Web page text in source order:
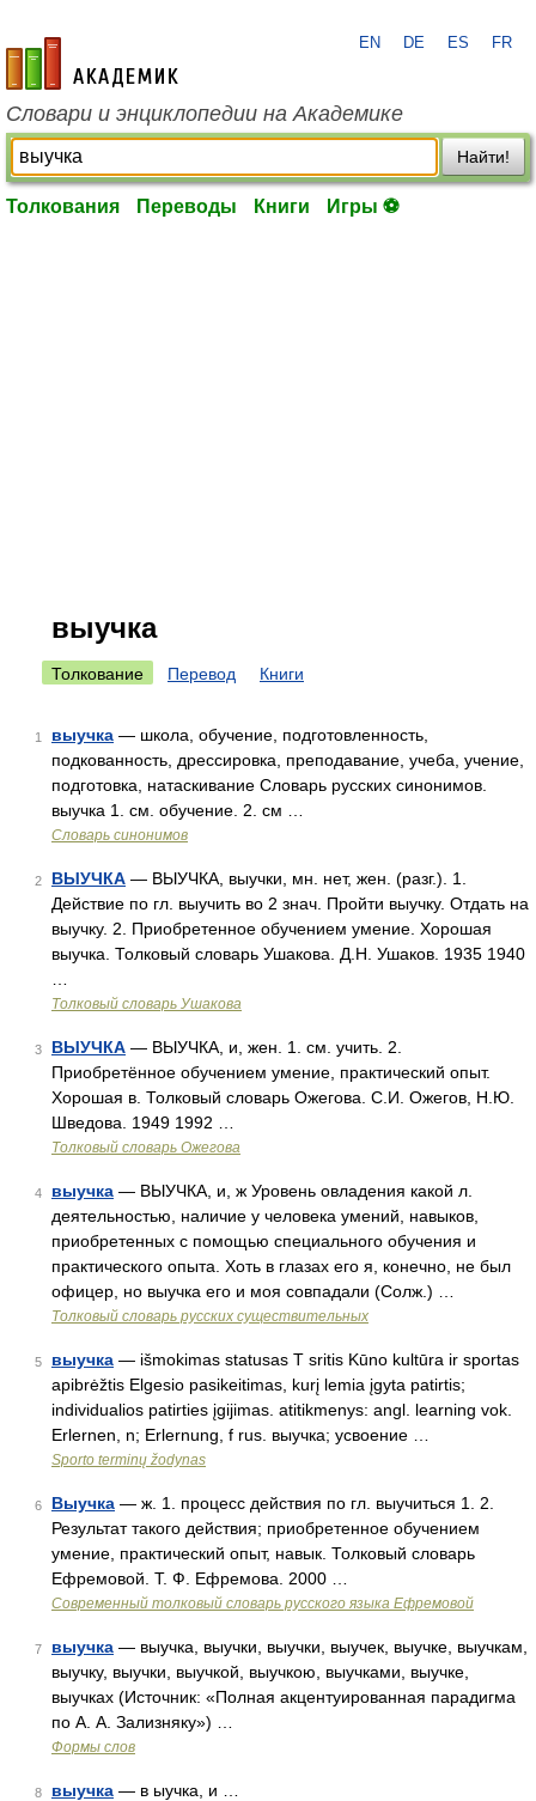
academic.ru
EN DE ES FR
Словари и энциклопедии на Академике
Найти!
Толкования Переводы Книги Игры ⚽
выучка
Толкование Перевод Книги
1 выучка — школа, обучение, подготовленность,
подкованность, дрессировка, преподавание, учеба, учение,
подготовка, натаскивание Словарь русских синонимов.
выучка 1. см. обучение. 2. см …
Словарь синонимов
2 ВЫУЧКА — ВЫУЧКА, выучки, мн. нет, жен. (разг.). 1.
Действие по гл. выучить во 2 знач. Пройти выучку. Отдать на
выучку. 2. Приобретенное обучением умение. Хорошая
выучка. Толковый словарь Ушакова. Д.Н. Ушаков. 1935 1940
Толковый словарь Ушакова
3 ВЫУЧКА — ВЫУЧКА, и, жен. 1. см. учить. 2.
Приобретённое обучением умение, практический опыт.
Хорошая в. Толковый словарь Ожегова. С.И. Ожегов, Н.Ю.
Шведова. 1949 1992 …
Толковый словарь Ожегова
4 выучка — ВЫУЧКА, и, ж Уровень овладения какой л.
деятельностью, наличие у человека умений, навыков,
приобретенных с помощью специального обучения и
практического опыта. Хоть в глазах его я, конечно, не был
офицер, но выучка его и моя совпадали (Солж.) …
Толковый словарь русских существительных
5 выучка — išmokimas statusas T sritis Kūno kultūra ir sportas
apibrėžtis Elgesio pasikeitimas, kurį lemia įgyta patirtis;
individualios patirties įgijimas. atitikmenys: angl. learning vok.
Erlernen, n; Erlernung, f rus. выучка; усвоение …
Sporto terminų žodynas
6 Выучка — ж. 1. процесс действия по гл. выучиться 1. 2.
Результат такого действия; приобретенное обучением
умение, практический опыт, навык. Толковый словарь
Ефремовой. Т. Ф. Ефремова. 2000 …
Современный толковый словарь русского языка Ефремовой
7 выучка — выучка, выучки, выучки, выучек, выучке, выучкам,
выучку, выучки, выучкой, выучкою, выучками, выучке,
выучках (Источник: «Полная акцентуированная парадигма
по А. А. Зализняку») …
Формы слов
8 выучка — в ыучка, и …